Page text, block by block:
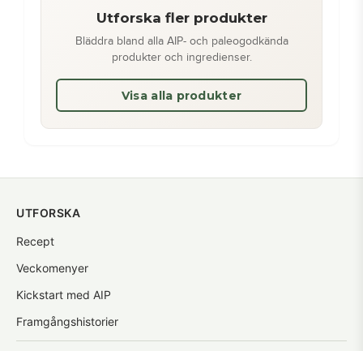
Utforska fler produkter
Bläddra bland alla AIP- och paleogodkända
produkter och ingredienser.
Visa alla produkter
UTFORSKA
Recept
Veckomenyer
Kickstart med AIP
Framgångshistorier